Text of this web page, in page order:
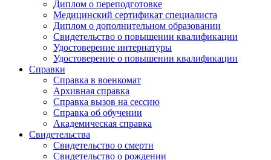
Диплом о переподготовке
Медицинский сертификат специалиста
Диплом о дополнительном образовании
Свидетельство о повышении квалификации
Удостоверение интернатуры
Удостоверение о повышении квалификации
Справки
Справка в военкомат
Архивная справка
Справка вызов на сессию
Справка об обучении
Академическая справка
Свидетельства
Свидетельство о смерти
Свидетельство о рождении